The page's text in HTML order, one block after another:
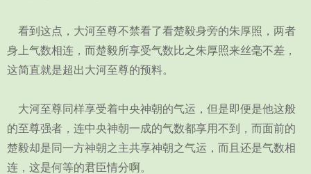
看到这点，大河至尊不禁看了看楚毅身旁的朱厚照，两者
身上气数相连，而楚毅所享受气数比之朱厚照来丝毫不差，
这简直就是超出大河至尊的预料。
大河至尊同样享受着中央神朝的气运，但是即便是他这般
的至尊强者，连中央神朝一成的气数都享用不到，而面前的
楚毅却是同一方神朝之主共享神朝之气运，而且还是气数相
连，这是何等的君臣情分啊。